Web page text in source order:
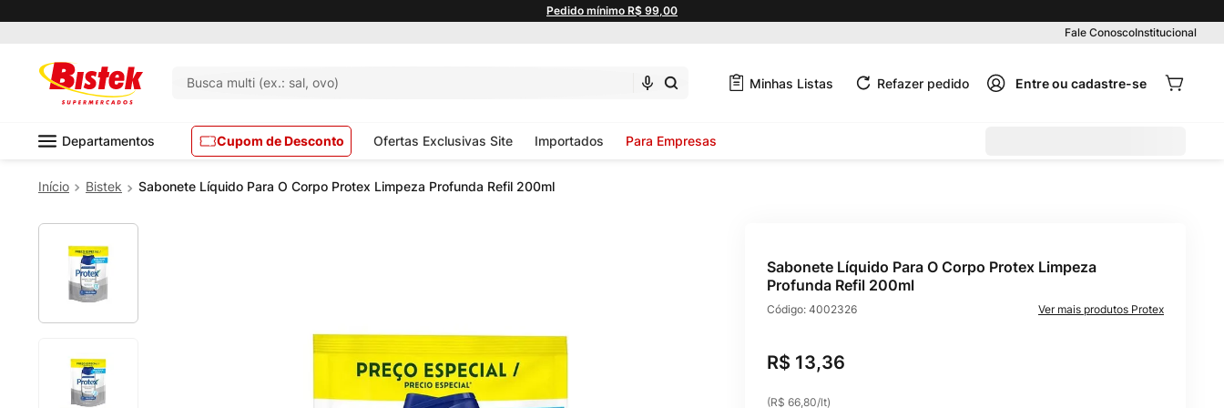
Pedido mínimo R$ 99,00
Fale ConoscoInstitucional
Busca multi (ex.: sal, ovo) Minhas Listas Refazer pedido
Departamentos Cupom de Desconto Ofertas Exclusivas Site Importados Para Empresas
Bistek Sabonete Líquido Para O Corpo Protex Limpeza Profunda Refil 200ml
Sabonete Líquido Para O Corpo Protex Limpeza
Profunda Refil 200ml
Código: 4002326 Protex
R$ 13,36
(R$ 66,80/lt)